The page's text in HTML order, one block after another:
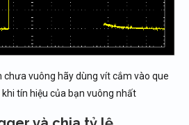
chưa vuông hãy dùng vít cắm vào que
tín hiệu của bạn vuông nhất